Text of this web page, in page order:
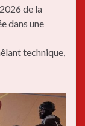
de la
dans une
technique,